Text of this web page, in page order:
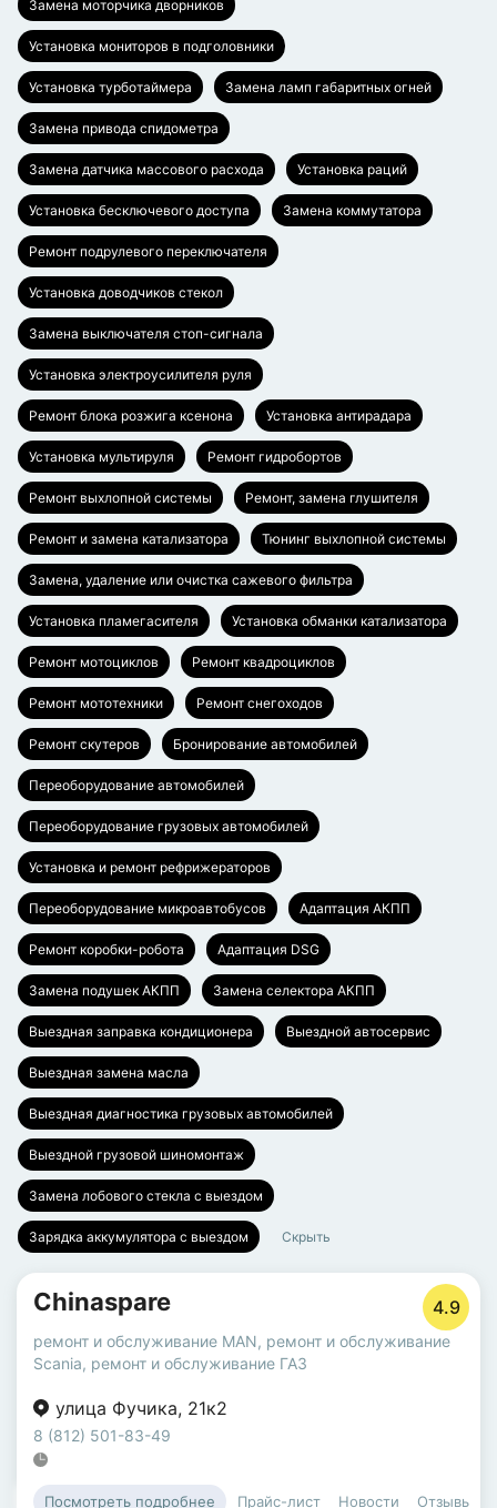
Замена моторчика дворников
Установка мониторов в подголовники
Установка турботаймера Замена ламп габаритных огней
Замена привода спидометра
Замена датчика массового расхода Установка раций
Установка бесключевого доступа Замена коммутатора
Ремонт подрулевого переключателя
Установка доводчиков стекол
Замена выключателя стоп-сигнала
Установка электроусилителя руля
Ремонт блока розжига ксенона Установка антирадара
Установка мультируля Ремонт гидробортов
Ремонт выхлопной системы Ремонт, замена глушителя
Ремонт и замена катализатора Тюнинг выхлопной системы
Замена, удаление или очистка сажевого фильтра
Установка пламегасителя Установка обманки катализатора
Ремонт мотоциклов Ремонт квадроциклов
Ремонт мототехники Ремонт снегоходов
Ремонт скутеров Бронирование автомобилей
Переоборудование автомобилей
Переоборудование грузовых автомобилей
Установка и ремонт рефрижераторов
Переоборудование микроавтобусов Адаптация АКПП
Ремонт коробки-робота Адаптация DSG
Замена подушек АКПП Замена селектора АКПП
Выездная заправка кондиционера Выездной автосервис
Выездная замена масла
Выездная диагностика грузовых автомобилей
Выездной грузовой шиномонтаж
Замена лобового стекла с выездом
Зарядка аккумулятора с выездом Скрыть
Chinaspare 4.9
ремонт и обслуживание MAN, ремонт и обслуживание
Scania, ремонт и обслуживание ГАЗ
улица Фучика, 21к2
8 (812) 501-83-49
Посмотреть подробнее Прайс-лист Новости Отзывы